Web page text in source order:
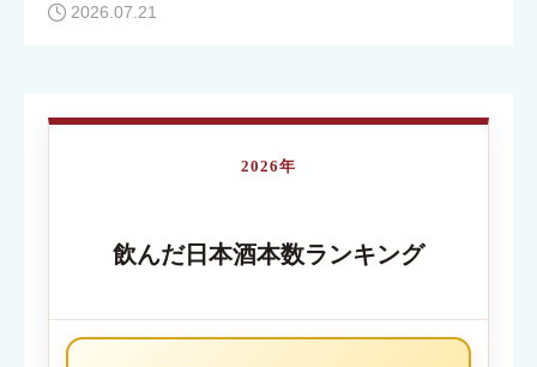
2026.07.21
2026年
飲んだ日本酒本数ランキング